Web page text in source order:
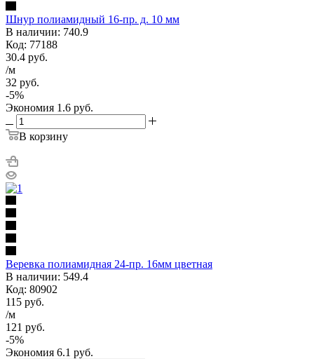
Шнур полиамидный 16-пр. д. 10 мм
В наличии: 740.9
Код: 77188
30.4 руб.
/м
32 руб.
-5%
Экономия 1.6 руб.
В корзину
Веревка полиамидная 24-пр. 16мм цветная
В наличии: 549.4
Код: 80902
115 руб.
/м
121 руб.
-5%
Экономия 6.1 руб.